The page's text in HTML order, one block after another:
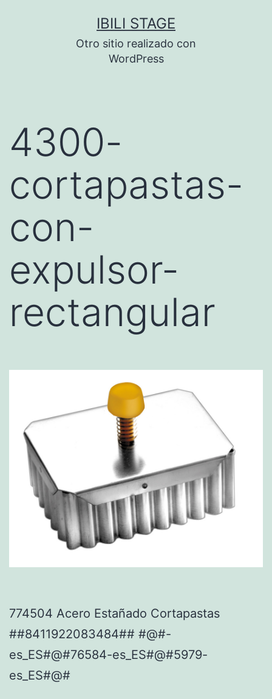
IBILI STAGE
Otro sitio realizado con
WordPress
4300-
cortapastas-
con-
expulsor-
rectangular
774504 Acero Estañado Cortapastas
##8411922083484## #@#-
es_ES#@#76584-es_ES#@#5979-
es_ES#@#